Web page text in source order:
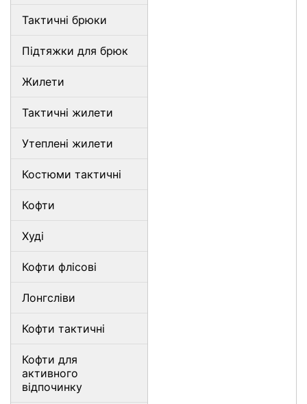
Тактичні брюки
Підтяжки для брюк
Жилети
Тактичні жилети
Утеплені жилети
Костюми тактичні
Кофти
Худі
Кофти флісові
Лонгсліви
Кофти тактичні
Кофти для
активного
відпочинку